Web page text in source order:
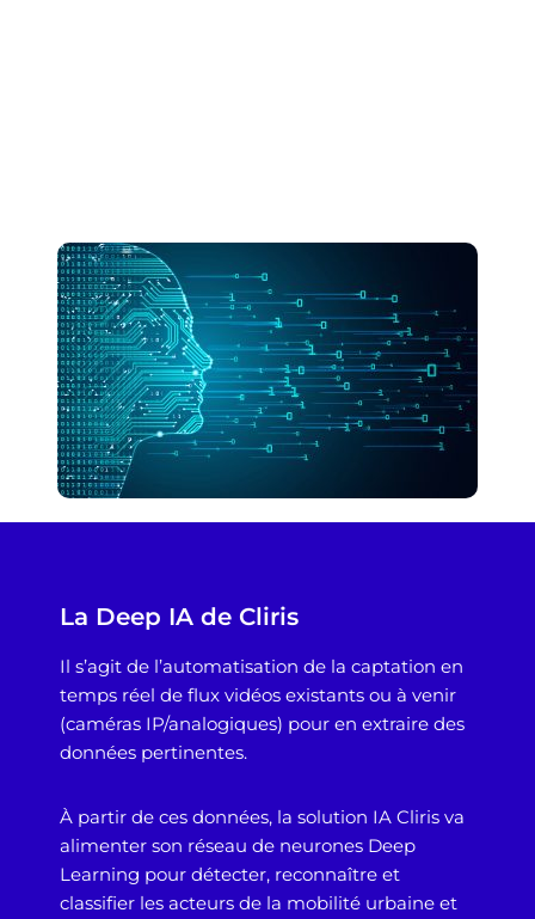
La Deep IA de Cliris
Il s’agit de l’automatisation de la captation en
temps réel de flux vidéos existants ou à venir
(caméras IP/analogiques) pour en extraire des
données pertinentes.
À partir de ces données, la solution IA Cliris va
alimenter son réseau de neurones Deep
Learning pour détecter, reconnaître et
classifier les acteurs de la mobilité urbaine et